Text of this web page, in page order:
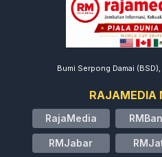
Bumi Serpong Damai
RAJAMEDIA
RajaMedia
RMJabar